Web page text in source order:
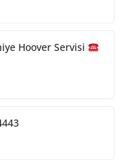
Hoover Servisi